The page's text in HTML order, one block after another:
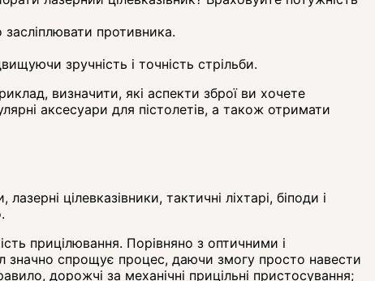
засліплювати противника.
зручність і точність стрільби.
визначити, які аспекти зброї ви хочете
аксесуари для пістолетів, а також отримати
цілевказівники, тактичні ліхтарі, біподи і
прицілювання. Порівняно з оптичними і
значно спрощує процес, даючи змогу просто навести
дорожчі за механічні прицільні пристосування;